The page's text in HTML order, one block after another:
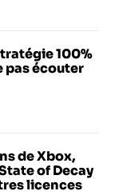
100%
pas écouter
de Xbox,
of Decay
licences